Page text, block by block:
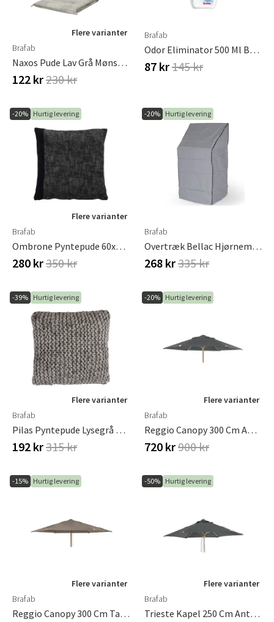
Sverige
Danmark
Norge
Suomi
Flere varianter
Brafab
Naxos Pude Lav Grå Mønster
122 kr230 kr
Brafab
Odor Eliminator 500 Ml Brafab
87 kr145 kr
-20% Hurtig levering
Flere varianter
Brafab
Ombrone Pyntepude 60x60 Cm Grå"
280 kr350 kr
-20% Hurtig levering
Brafab
Overtræk Bellac Hjørnemodul 60x60 Cm Brafab
268 kr335 kr
-39% Hurtig levering
Flere varianter
Brafab
Pilas Pyntepude Lysegrå Brafab
192 kr315 kr
-20% Hurtig levering
Flere varianter
Brafab
Reggio Canopy 300 Cm Antracit
720 kr900 kr
-15% Hurtig levering
Flere varianter
Brafab
Reggio Canopy 300 Cm Taupe
-50% Hurtig levering
Flere varianter
Brafab
Trieste Kapel 250 Cm Antracit